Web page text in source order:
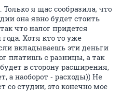
я щас сообразила, что
она явно будет стоить
что налог придется
Хотя кто то уже
вкладываешь эти деньги
платишь с разницы, а так
в сторону расширения,
а наоборот - расходы)) Не
со студии, это конечно мое